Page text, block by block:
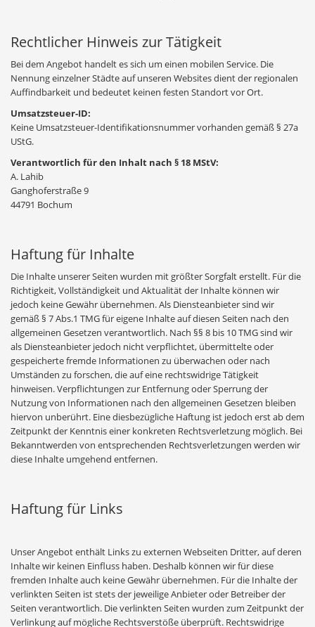
Rechtlicher Hinweis zur Tätigkeit
Bei dem Angebot handelt es sich um einen mobilen Service. Die
Nennung einzelner Städte auf unseren Websites dient der regionalen
Auffindbarkeit und bedeutet keinen festen Standort vor Ort.
Umsatzsteuer-ID:
Keine Umsatzsteuer-Identifikationsnummer vorhanden gemäß § 27a
UStG.
Verantwortlich für den Inhalt nach § 18 MStV:
A. Lahib
Ganghoferstraße 9
44791 Bochum
Haftung für Inhalte
Die Inhalte unserer Seiten wurden mit größter Sorgfalt erstellt. Für die
Richtigkeit, Vollständigkeit und Aktualität der Inhalte können wir
jedoch keine Gewähr übernehmen. Als Diensteanbieter sind wir
gemäß § 7 Abs.1 TMG für eigene Inhalte auf diesen Seiten nach den
allgemeinen Gesetzen verantwortlich. Nach §§ 8 bis 10 TMG sind wir
als Diensteanbieter jedoch nicht verpflichtet, übermittelte oder
gespeicherte fremde Informationen zu überwachen oder nach
Umständen zu forschen, die auf eine rechtswidrige Tätigkeit
hinweisen. Verpflichtungen zur Entfernung oder Sperrung der
Nutzung von Informationen nach den allgemeinen Gesetzen bleiben
hiervon unberührt. Eine diesbezügliche Haftung ist jedoch erst ab dem
Zeitpunkt der Kenntnis einer konkreten Rechtsverletzung möglich. Bei
Bekanntwerden von entsprechenden Rechtsverletzungen werden wir
diese Inhalte umgehend entfernen.
Haftung für Links
Unser Angebot enthält Links zu externen Webseiten Dritter, auf deren
Inhalte wir keinen Einfluss haben. Deshalb können wir für diese
fremden Inhalte auch keine Gewähr übernehmen. Für die Inhalte der
verlinkten Seiten ist stets der jeweilige Anbieter oder Betreiber der
Seiten verantwortlich. Die verlinkten Seiten wurden zum Zeitpunkt der
Verlinkung auf mögliche Rechtsverstöße überprüft. Rechtswidrige